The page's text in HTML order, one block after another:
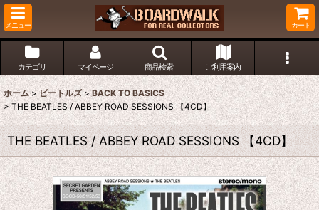
メニュー カート
カテゴリ マイページ 商品検索 ご利用案内
ホーム > ビートルズ > BACK TO BASICS
> THE BEATLES / ABBEY ROAD SESSIONS 【4CD】
THE BEATLES / ABBEY ROAD SESSIONS 【4CD】